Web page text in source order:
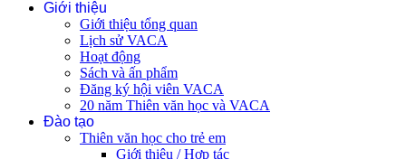
Giới thiệu
Giới thiệu tổng quan
Lịch sử VACA
Hoạt động
Sách và ấn phẩm
Đăng ký hội viên VACA
20 năm Thiên văn học và VACA
Đào tạo
Thiên văn học cho trẻ em
Giới thiệu / Hợp tác